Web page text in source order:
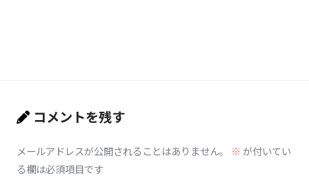
コメントを残す
メールアドレスが公開されることはありません。 ※が付いてい
る欄は必須項目です